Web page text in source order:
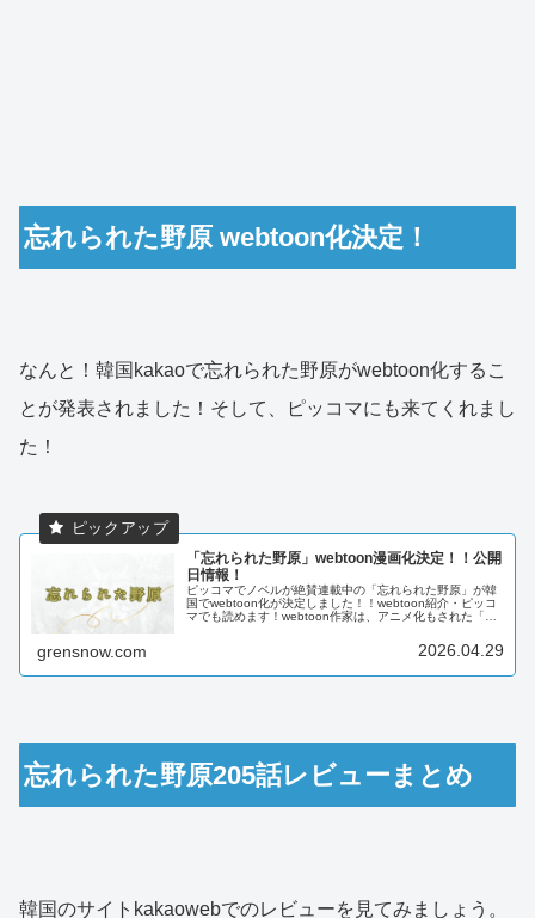
忘れられた野原 webtoon化決定！
なんと！韓国kakaoで忘れられた野原がwebtoon化するこ
とが発表されました！そして、ピッコマにも来てくれまし
た！
「忘れられた野原」webtoon漫画化決定！！公開
日情報！
ピッコマでノベルが絶賛連載中の「忘れられた野原」が韓
国でwebtoon化が決定しました！！webtoon紹介・ピッコ
マでも読めます！webtoon作家は、アニメ化もされた「あ
grensnow.com 2026.04.29
忘れられた野原205話レビューまとめ
韓国のサイトkakaowebでのレビューを見てみましょう。